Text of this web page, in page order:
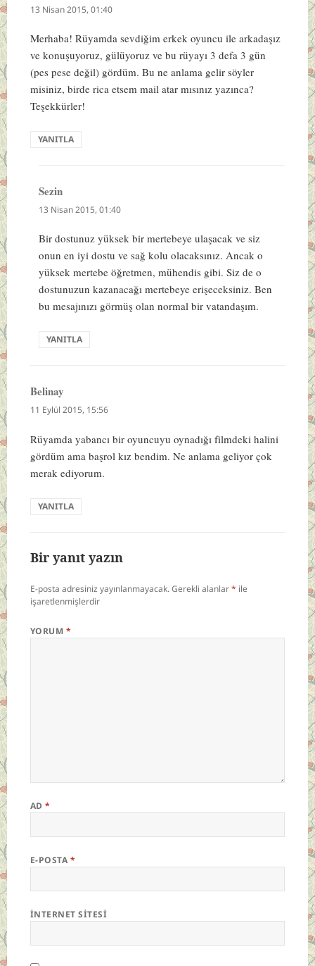
ki:
13 Nisan 2015, 01:40
Merhaba! Rüyamda sevdiğim erkek oyuncu ile arkadaşız
ve konuşuyoruz, gülüyoruz ve bu rüyayı 3 defa 3 gün
(pes pese değil) gördüm. Bu ne anlama gelir söyler
misiniz, birde rica etsem mail atar mısınız yazınca?
Teşekkürler!
YANITLA
Sezindedi
ki:
13 Nisan 2015, 01:40
Bir dostunuz yüksek bir mertebeye ulaşacak ve siz
onun en iyi dostu ve sağ kolu olacaksınız. Ancak o
yüksek mertebe öğretmen, mühendis gibi. Siz de o
dostunuzun kazanacağı mertebeye erişeceksiniz. Ben
bu mesajınızı görmüş olan normal bir vatandaşım.
YANITLA
Belinay
ki:
11 Eylül 2015, 15:56
Rüyamda yabancı bir oyuncuyu oynadığı filmdeki halini
gördüm ama başrol kız bendim. Ne anlama geliyor çok
merak ediyorum.
YANITLA
Bir yanıt yazın
E-posta adresiniz yayınlanmayacak.Gerekli alanlar* ile
işaretlenmişlerdir
YORUM *
AD*
E-POSTA *
İNTERNET SITESI